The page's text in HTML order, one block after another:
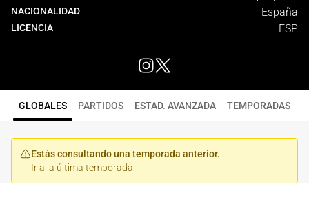
NACIONALIDAD España
LICENCIA ESP
GLOBALES PARTIDOS ESTAD. AVANZADA TEMPORADAS
Estás consultando una temporada anterior.
Ir a la última temporada